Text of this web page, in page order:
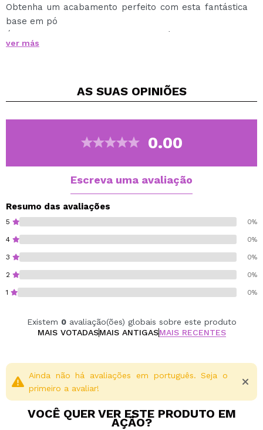
Obtenha um acabamento perfeito com esta fantástica
base em pó
É cremoso, leve e com cobertura média, ideal para se
adaptar a todos os tipos e tons de pele.
sativa para um uso extra confortável e hidratante com
perfeita para peles oleosas, secas e mistas.
conseguir uma aplicação rápida e precisa.
ver más
AS SUAS OPINIÕES
0.00
Escreva uma avaliação
Resumo das avaliações
5 0%
4 0%
3 0%
2 0%
1 0%
Existem 0avaliação(ões) globais sobre este produto
MAIS VOTADASMAIS ANTIGASMAIS RECENTES
Ainda não há avaliações em português. Seja o
primeiro a avaliar!
VOCÊ QUER VER ESTE PRODUTO EM
AÇÃO?